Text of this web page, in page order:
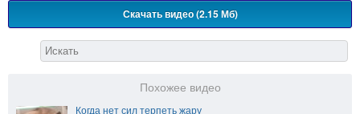
Скачать видео (2.15 Мб)
Похожее видео
Когда нет сил терпеть жару